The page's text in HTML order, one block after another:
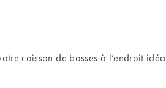
caisson de basses à l’endroit